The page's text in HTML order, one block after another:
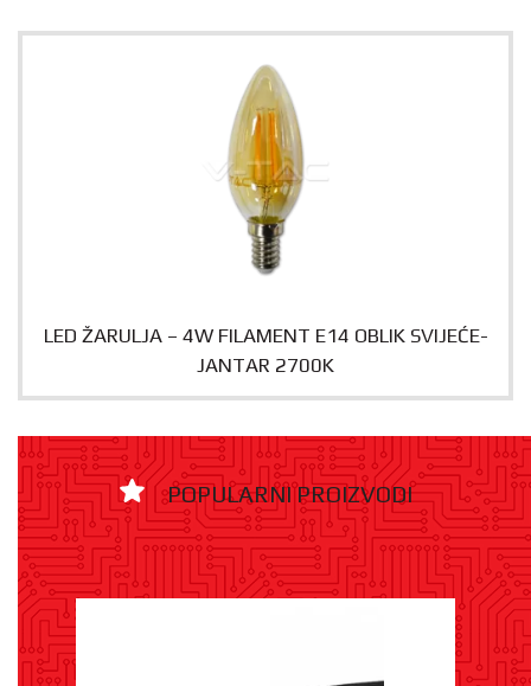
LED ŽARULJA – 4W FILAMENT E14 OBLIK SVIJEĆE-
JANTAR 2700K
POPULARNI PROIZVODI